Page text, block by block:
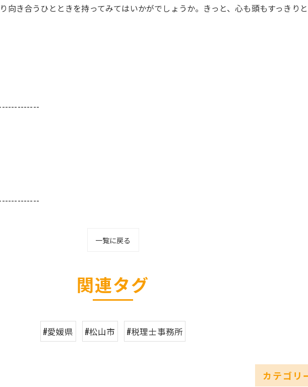
き合うひとときを持ってみてはいかがでしょうか。きっと、心も頭もすっきりと
一覧に戻る
関連タグ
#愛媛県 #松山市 #税理士事務所
カテゴリ